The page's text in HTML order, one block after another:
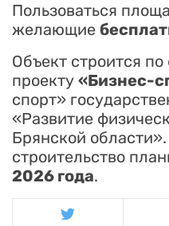
Пользоваться
желающие
Объект строится
проекту «Бизнес-
спорт»
«Развитие
Брянской
строительство
2026 года.